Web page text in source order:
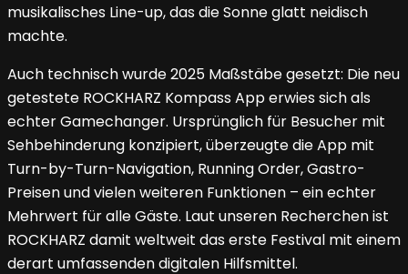
musikalisches Line-up, das die Sonne glatt neidisch
machte.
Auch technisch wurde 2025 Maßstäbe gesetzt: Die neu
getestete ROCKHARZ Kompass App erwies sich als
echter Gamechanger. Ursprünglich für Besucher mit
Sehbehinderung konzipiert, überzeugte die App mit
Turn-by-Turn-Navigation, Running Order, Gastro-
Preisen und vielen weiteren Funktionen – ein echter
Mehrwert für alle Gäste. Laut unseren Recherchen ist
ROCKHARZ damit weltweit das erste Festival mit einem
derart umfassenden digitalen Hilfsmittel.